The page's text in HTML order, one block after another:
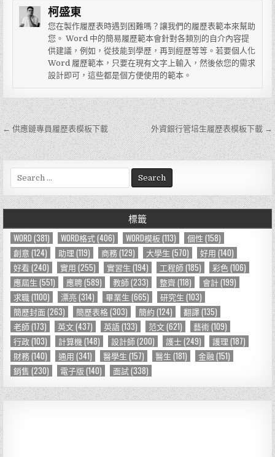
柯盛東
您在製作履歷表時遇到困難嗎？讓我們的履歷表範本來幫助
您。 Word 中的簡易履歷範本會針對各類別的自介內容提
供建議，例如，從技能到學歷，再到經歷等等。若要個人化
Word 履歷範本，只要在現有文字上輸入，然後依您的需求
設計即可，這些都是個方便使用的範本。
文
章
導
覽
← 供應鏈專員履歷表模板下載 外資銀行管培生履歷表模板下載 →
e
a
r
h
f
o
r
標籤
WORD (381) WORD格式(406) WORD模板(113) 個性 (158)
創意 (124) 助理 (119) 商務(129) 大學生 (570) 好用 (140)
好看 (240) 實用 (255) 實習生 (194) 工程師(185) 彩色 (106)
應屆生 (551) 應聘(589) 教師(233) 整齊(118) 會計(199)
求職(1100) 漂亮 (314) 畢業生 (665) 研究生 (103)
簡歷封面(263) 簡歷表格(303) 簡約 (124) 翻譯(135)
老師(173) 英文(437) 英語(133) 范文(621) 藝術(109)
行政(103) 計算機 (148) 設計師(200) 護士(249) 護理 (187)
財務(140) 通用 (341) 醫學生 (157) 醫生 (181) 金融 (151)
銷售 (230) 電子版 (140) 面試(338)